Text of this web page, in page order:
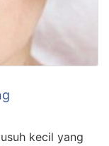
kecil yang